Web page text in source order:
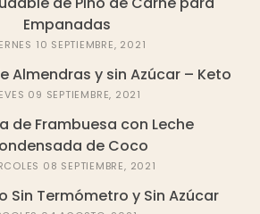
Empanadas
10 SEPTIEMBRE, 2021
Almendras y sin Azúcar – Keto
09 SEPTIEMBRE, 2021
de Frambuesa con Leche
de Coco
08 SEPTIEMBRE, 2021
Sin Termómetro y Sin Azúcar